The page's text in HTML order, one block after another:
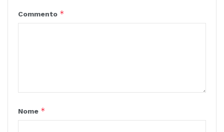
Commento *
Nome *